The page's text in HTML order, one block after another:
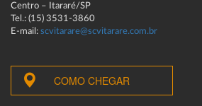
Centro – Itararé/SP
Tel.: (15) 3531-3860
E-mail: scvitarare@scvitarare.com.br
COMO CHEGAR